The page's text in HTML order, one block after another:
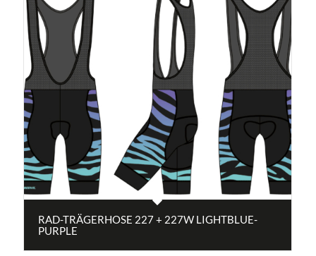
RAD-TRÄGERHOSE 227 + 227W LIGHTBLUE-
PURPLE